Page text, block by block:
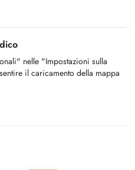
nelle "Impostazioni sulla
il caricamento della mappa